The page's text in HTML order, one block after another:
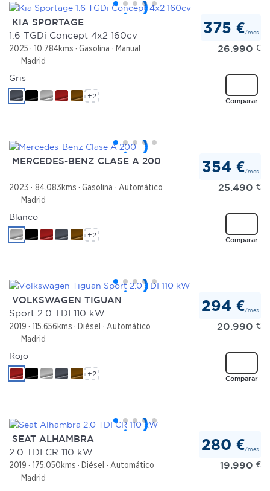
KIA SPORTAGE
1.6 TGDi Concept 4x2 160cv
2025 10.784kms Gasolina
Manual
Madrid
375 €/mes
26.990 €
Comparar
Gris
+2
MERCEDES-BENZ CLASE A 200
2023 84.083kms Gasolina
Automático
Madrid
354 €/mes
25.490 €
Comparar
Blanco
+2
VOLKSWAGEN TIGUAN
Sport 2.0 TDI 110 kW
2019 115.656kms Diésel
Automático
Madrid
294 €/mes
20.990 €
Comparar
Rojo
+2
SEAT ALHAMBRA
2.0 TDI CR 110 kW
2019 175.050kms Diésel
Automático
Madrid
280 €/mes
19.990 €